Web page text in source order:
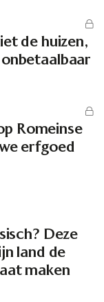
de huizen,
Romeinse
erfgoed
Deze
land de
maken